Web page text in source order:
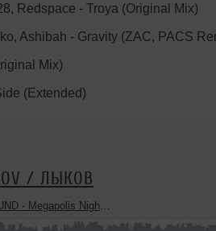
Redspace - Troya (Original Mix)
Ashibah - Gravity (ZAC, PACS
Mix)
(Extended)
/ ЛЫКОВ
- Megapolis Night 28.07.2026